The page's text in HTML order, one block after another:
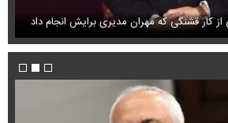
کار قشنگی که مهران مدیری برایش انجام داد